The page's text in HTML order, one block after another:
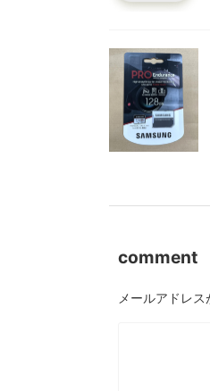
comment
メールアドレス